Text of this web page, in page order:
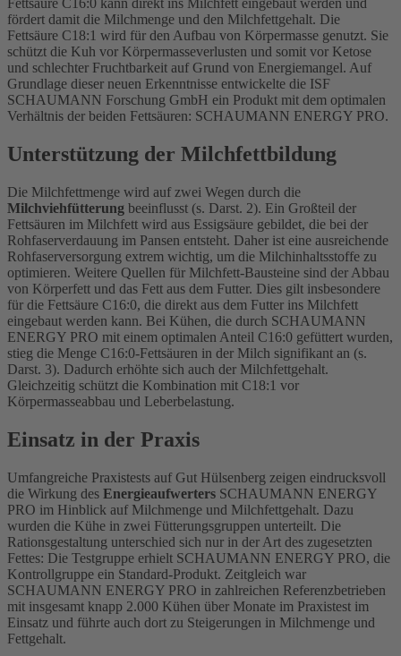
Fettsäure C16:0 kann direkt ins Milchfett eingebaut werden und
fördert damit die Milchmenge und den Milchfettgehalt. Die
Fettsäure C18:1 wird für den Aufbau von Körpermasse genutzt. Sie
schützt die Kuh vor Körpermasseverlusten und somit vor Ketose
und schlechter Fruchtbarkeit auf Grund von Energiemangel. Auf
Grundlage dieser neuen Erkenntnisse entwickelte die ISF
SCHAUMANN Forschung GmbH ein Produkt mit dem optimalen
Verhältnis der beiden Fettsäuren: SCHAUMANN ENERGY PRO.
Unterstützung der Milchfettbildung
Die Milchfettmenge wird auf zwei Wegen durch die
Milchviehfütterung beeinflusst (s. Darst. 2). Ein Großteil der
Fettsäuren im Milchfett wird aus Essigsäure gebildet, die bei der
Rohfaserverdauung im Pansen entsteht. Daher ist eine ausreichende
Rohfaserversorgung extrem wichtig, um die Milchinhaltsstoffe zu
optimieren. Weitere Quellen für Milchfett-Bausteine sind der Abbau
von Körperfett und das Fett aus dem Futter. Dies gilt insbesondere
für die Fettsäure C16:0, die direkt aus dem Futter ins Milchfett
eingebaut werden kann. Bei Kühen, die durch SCHAUMANN
ENERGY PRO mit einem optimalen Anteil C16:0 gefüttert wurden,
stieg die Menge C16:0-Fettsäuren in der Milch signifikant an (s.
Darst. 3). Dadurch erhöhte sich auch der Milchfettgehalt.
Gleichzeitig schützt die Kombination mit C18:1 vor
Körpermasseabbau und Leberbelastung.
Einsatz in der Praxis
Umfangreiche Praxistests auf Gut Hülsenberg zeigen eindrucksvoll
die Wirkung des Energieaufwerters SCHAUMANN ENERGY
PRO im Hinblick auf Milchmenge und Milchfettgehalt. Dazu
wurden die Kühe in zwei Fütterungsgruppen unterteilt. Die
Rationsgestaltung unterschied sich nur in der Art des zugesetzten
Fettes: Die Testgruppe erhielt SCHAUMANN ENERGY PRO, die
Kontrollgruppe ein Standard-Produkt. Zeitgleich war
SCHAUMANN ENERGY PRO in zahlreichen Referenzbetrieben
mit insgesamt knapp 2.000 Kühen über Monate im Praxistest im
Einsatz und führte auch dort zu Steigerungen in Milchmenge und
Fettgehalt.